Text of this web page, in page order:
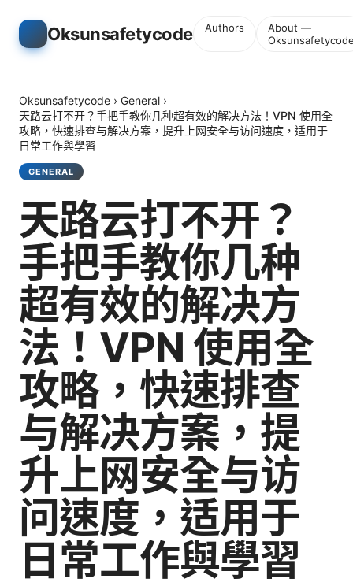
Oksunsafetycode Authors
About —
Oksunsafetycode › General ›
天路云打不开？手把手教你几种超有效的解决方法！VPN 使用全
攻略，快速排查与解决方案，提升上网安全与访问速度，适用于
日常工作與學習
GENERAL
天路云打不开？
手把手教你几种
超有效的解决方
法！VPN 使用全
攻略，快速排查
与解决方案，提
升上网安全与访
问速度，适用于
日常工作與學習